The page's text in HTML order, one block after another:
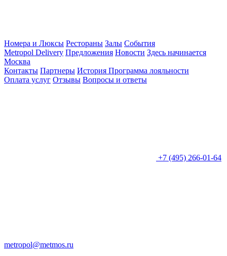
Номера и Люксы Рестораны Залы События
Metropol Delivery Предложения Новости Здесь начинается
Москва
Контакты Партнеры История Программа лояльности
Оплата услуг Отзывы Вопросы и ответы
+7 (495) 266-01-64
metropol@metmos.ru